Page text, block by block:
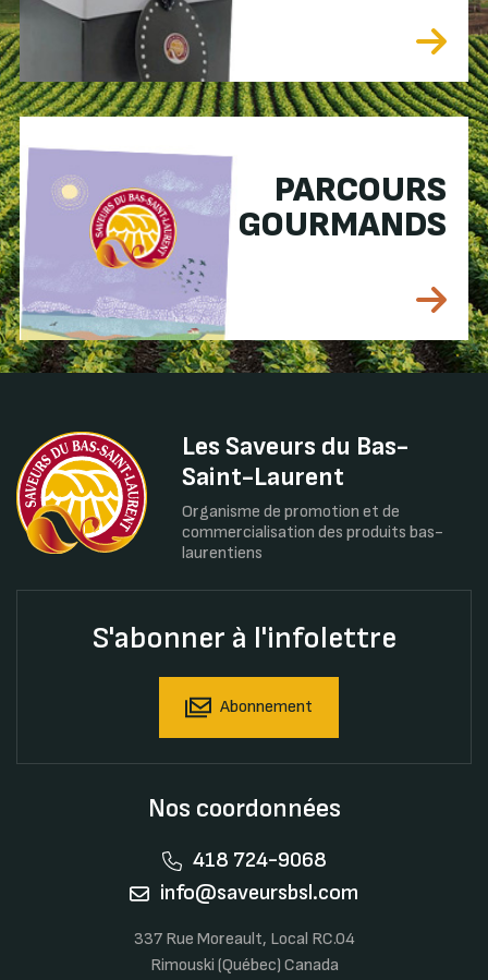
PARCOURS
GOURMANDS
Les Saveurs du Bas-
Saint-Laurent
Organisme de promotion et de
commercialisation des produits bas-
laurentiens
S'abonner à l'infolettre
Abonnement
Nos coordonnées
418 724-9068
info@saveursbsl.com
337 Rue Moreault, Local RC.04
Rimouski (Québec) Canada